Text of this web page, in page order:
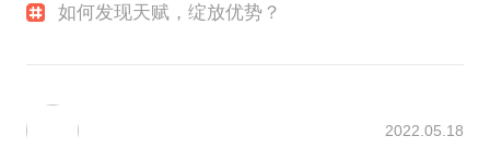
训与咨询、自品牌建立与管理等服务。对未来工作的
——殷睐学堂（公众号：殷睐学堂），开办了全国首
正的价值。这些都让我更加确信——“帮助更多人发现
关于我的转型故事、以及我是如何成为一名优势教练
的过程，请关注我的个人公众号文章：《我是如何成
如何发现天赋，绽放优势？
2022.05.18